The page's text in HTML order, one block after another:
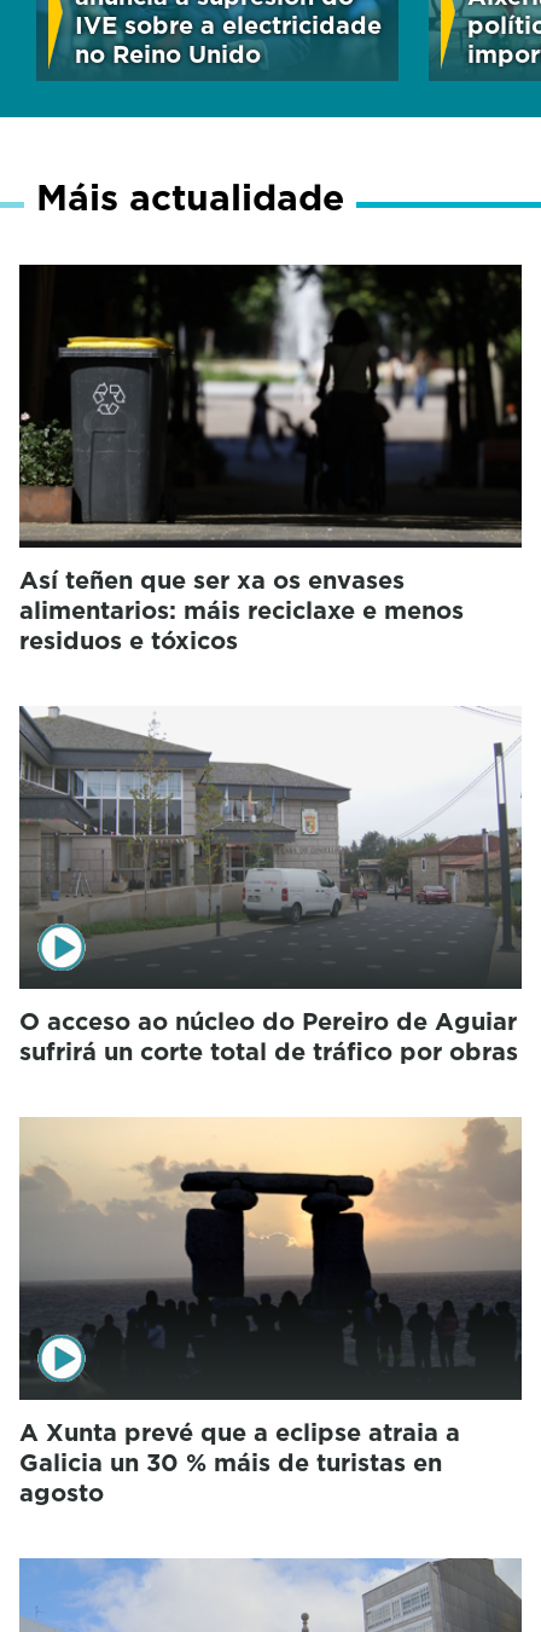
IVE sobre a electricidade
no Reino Unido
Máis actualidade
Así teñen que ser xa os envases
alimentarios: máis reciclaxe e menos
residuos e tóxicos
O acceso ao núcleo do Pereiro de Aguiar
sufrirá un corte total de tráfico por obras
A Xunta prevé que a eclipse atraia a
Galicia un 30 % máis de turistas en
agosto